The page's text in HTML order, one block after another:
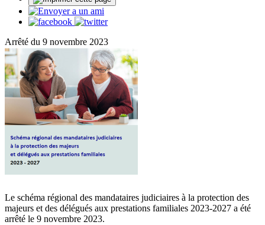
Arrêté du 9 novembre 2023
Le schéma régional des mandataires judiciaires à la protection des
majeurs et des délégués aux prestations familiales 2023-2027 a été
arrêté le 9 novembre 2023.